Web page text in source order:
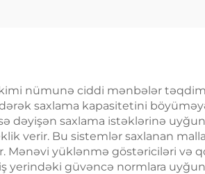
nümunə ciddi mənbələr
saxlama kapasitetini
saxlama istəklərinə
verir. Bu sistemlər saxlanan
Mənəvi yüklənmə göstəriciləri
yerindəki güvəncə normlara